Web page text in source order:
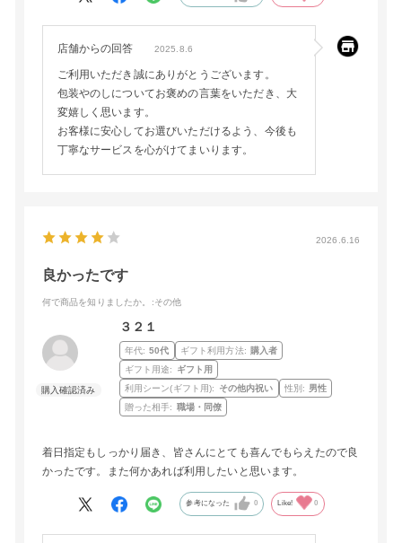
店舗からの回答 2025.8.6
ご利用いただき誠にありがとうございます。
包装やのしについてお褒めの言葉をいただき、大
変嬉しく思います。
お客様に安心してお選びいただけるよう、今後も
丁寧なサービスを心がけてまいります。
2026.6.16
良かったです
何で商品を知りましたか。 :その他
３２１
年代: 50代 ギフト利用方法: 購入者
ギフト用途:
ギフト用
利用シーン(ギフト用):
その他内祝い 性別: 男性
贈った相手: 職場・同僚
着日指定もしっかり届き、皆さんにとても喜んでもらえたので良
かったです。また何かあれば利用したいと思います。
参考になった 0 Like! 0